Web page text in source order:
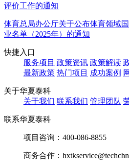
评价工作的通知
体育总局办公厅关于公布体育领域
业名单（2025年）的通知
快捷入口
服务项目 政策资讯 政策解读
最新政策 热门项目 成功案例
关于华夏泰科
关于我们 联系我们 管理团队
联系华夏泰科
项目咨询： 400-086-8855
商务合作：